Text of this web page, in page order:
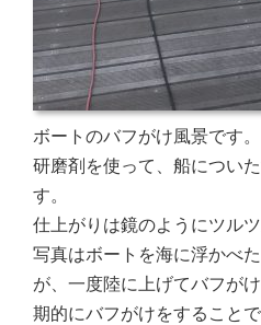
ボートのバフがけ風景です。
研磨剤を使って、船につい
す。
仕上がりは鏡のようにツル
写真はボートを海に浮かべ
が、一度陸に上げてバフが
期的にバフがけをすること